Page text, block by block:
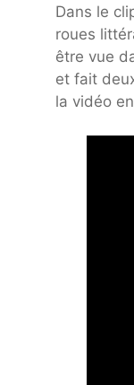
Dans le
roues
être vue
et fait
la vidéo